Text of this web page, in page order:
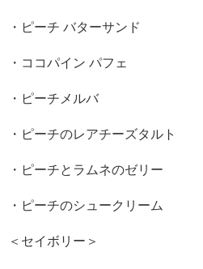
・ピーチ バターサンド
・ココパイン パフェ
・ピーチメルバ
・ピーチのレアチーズタルト
・ピーチとラムネのゼリー
・ピーチのシュークリーム
＜セイボリー＞